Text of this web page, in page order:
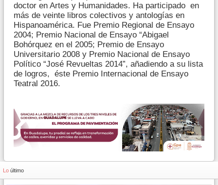
doctor en Artes y Humanidades. Ha participado en
más de veinte libros colectivos y antologías en
Hispanoamérica. Fue Premio Regional de Ensayo
2004; Premio Nacional de Ensayo “Abigael
Bohórquez en el 2005; Premio de Ensayo
Universitario 2008 y Premio Nacional de Ensayo
Político “José Revueltas 2014”, añadiendo a su lista
de logros, éste Premio Internacional de Ensayo
Teatral 2016.
Lo último